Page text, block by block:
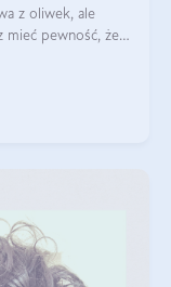
z oliwek, ale
mieć pewność, że